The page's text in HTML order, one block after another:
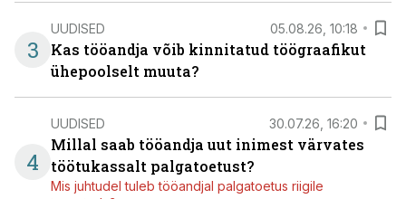
3
UUDISED 05.08.26, 10:18
Kas tööandja võib kinnitatud töögraafikut
ühepoolselt muuta?
4
UUDISED 30.07.26, 16:20
Millal saab tööandja uut inimest värvates
töötukassalt palgatoetust?
Mis juhtudel tuleb tööandjal palgatoetus riigile